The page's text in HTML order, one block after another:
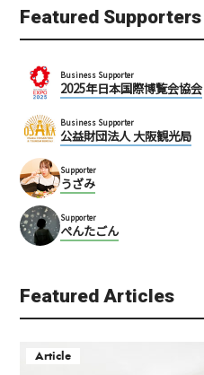
Featured Supporters
Business Supporter
2025年日本国際博覧会協会
Business Supporter
公益財団法人 大阪観光局
Supporter
うざみ
Supporter
ぺんたごん
Featured Articles
Article